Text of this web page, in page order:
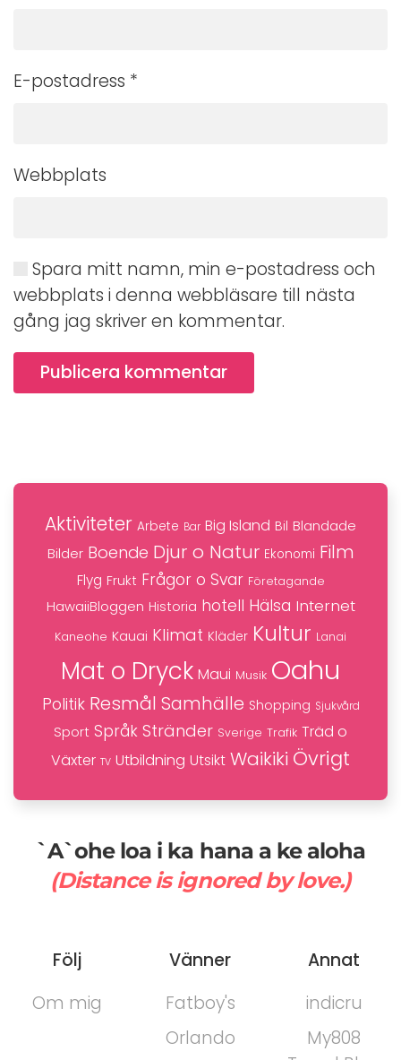
E-postadress *
Webbplats
Spara mitt namn, min e-postadress och
webbplats i denna webbläsare till nästa
gång jag skriver en kommentar.
Publicera kommentar
Aktiviteter Arbete Bar Big Island Bil Blandade
Bilder Boende Djur o Natur Ekonomi Film
Flyg Frukt Frågor o Svar Företagande
HawaiiBloggen Historia hotell Hälsa Internet
Kaneohe Kauai Klimat Kläder Kultur Lanai
Mat o Dryck Maui Musik Oahu
Politik Resmål Samhälle Shopping Sjukvård
Sport Språk Stränder Sverige Trafik Träd o
Växter TV Utbildning Utsikt Waikiki Övrigt
`A`ohe loa i ka hana a ke aloha
(Distance is ignored by love.)
Följ
Om mig
Vänner
Fatboy's
Orlando
Annat
indicru
My808